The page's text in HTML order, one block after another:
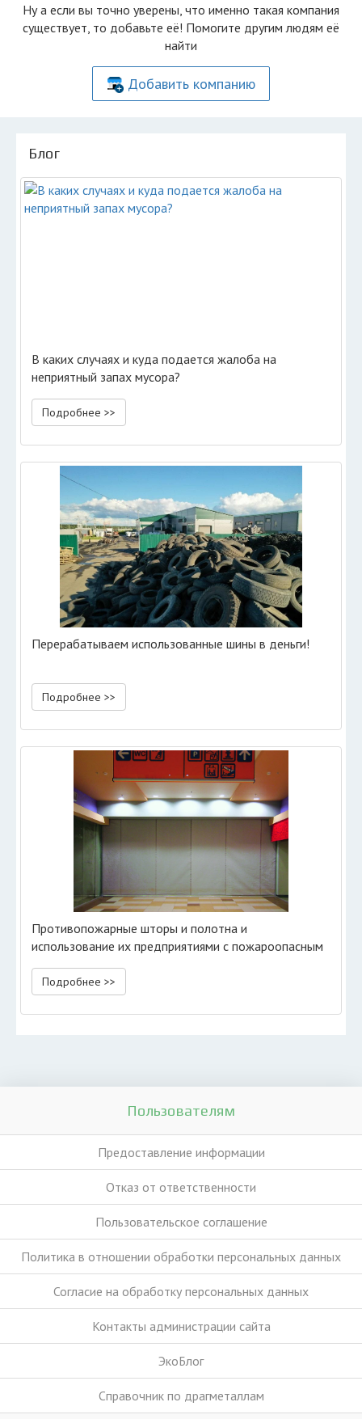
Ну а если вы точно уверены, что именно такая компания
существует, то добавьте её! Помогите другим людям её
найти
Добавить компанию
Блог
В каких случаях и куда подается жалоба на
неприятный запах мусора?
Подробнее >>
Перерабатываем использованные шины в деньги!
Подробнее >>
Противопожарные шторы и полотна и
использование их предприятиями с пожароопасным
производством
Подробнее >>
Пользователям
Предоставление информации
Отказ от ответственности
Пользовательское соглашение
Политика в отношении обработки персональных данных
Согласие на обработку персональных данных
Контакты администрации сайта
ЭкоБлог
Справочник по драгметаллам